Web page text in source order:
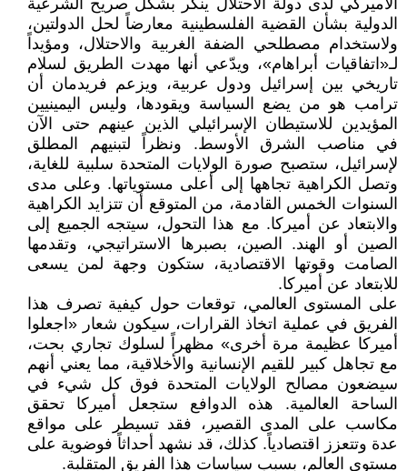
الأميركي لدى دولة الاحتلال ينكر بشكل صريح الشرعية
الدولية بشأن القضية الفلسطينية معارضاً لحل الدولتين،
ولاستخدام مصطلحي الضفة الغربية والاحتلال، ومؤيداً
لـ«اتفاقيات أبراهام»، ويدّعي أنها مهدت الطريق لسلام
تاريخي بين إسرائيل ودول عربية، ويزعم فريدمان أن
ترامب هو من يضع السياسة ويقودها، وليس اليمينيين
المؤيدين للاستيطان الإسرائيلي الذين عينهم حتى الآن
في مناصب الشرق الأوسط. ونظراً لتبنيهم المطلق
لإسرائيل، ستصبح صورة الولايات المتحدة سلبية للغاية،
وتصل الكراهية تجاهها إلى أعلى مستوياتها. وعلى مدى
السنوات الخمس القادمة، من المتوقع أن تتزايد الكراهية
والابتعاد عن أميركا. مع هذا التحول، سيتجه الجميع إلى
الصين أو الهند. الصين، بصبرها الاستراتيجي، وتقدمها
الصامت وقوتها الاقتصادية، ستكون وجهة لمن يسعى
للابتعاد عن أميركا.
على المستوى العالمي، توقعات حول كيفية تصرف هذا
الفريق في عملية اتخاذ القرارات، سيكون شعار «اجعلوا
أميركا عظيمة مرة أخرى» مظهراً لسلوك تجاري بحت،
مع تجاهل كبير للقيم الإنسانية والأخلاقية، مما يعني أنهم
سيضعون مصالح الولايات المتحدة فوق كل شيء في
الساحة العالمية. هذه الدوافع ستجعل أميركا تحقق
مكاسب على المدى القصير، فقد تسيطر على مواقع
عدة وتتعزز اقتصادياً. كذلك، قد نشهد أحداثاً فوضوية على
مستوى العالم، بسبب سياسات هذا الفريق المتقلبة.